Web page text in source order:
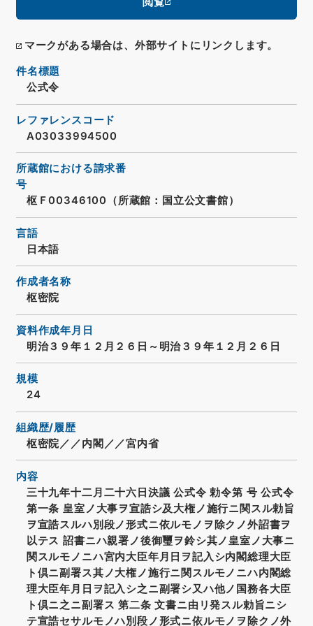
マークがある場合は、外部サイトにリンクします。
件名標題
公式令
レファレンスコード
A03033994500
所蔵館における請求番
号
枢Ｆ00346100（所蔵館：国立公文書館）
言語
日本語
作成者名称
枢密院
資料作成年月日
明治３９年１２月２６日～明治３９年１２月２６日
規模
24
組織歴/履歴
枢密院／／内閣／／宮内省
内容
三十九年十二月二十六日決議 公式令 勅令第 号 公式令
第一条 皇室ノ大事ヲ宣誥シ及大権ノ施行ニ関スル勅旨
ヲ宣誥スルハ別段ノ形式ニ依ルモノヲ除クノ外詔書ヲ
以テス 詔書ニハ親署ノ後御璽ヲ鈴シ其ノ皇室ノ大事ニ
関スルモノニハ宮内大臣年月日ヲ記入シ内閣総理大臣
ト倶ニ副署ス其ノ大権ノ施行ニ関スルモノニハ内閣総
理大臣年月日ヲ記入シ之ニ副署シ又ハ他ノ国務各大臣
ト倶ニ之ニ副署ス 第二条 文書ニ由リ発スル勅旨ニシ
テ宣誥セサルモノハ別段ノ形式ニ依ルモノヲ除クノ外